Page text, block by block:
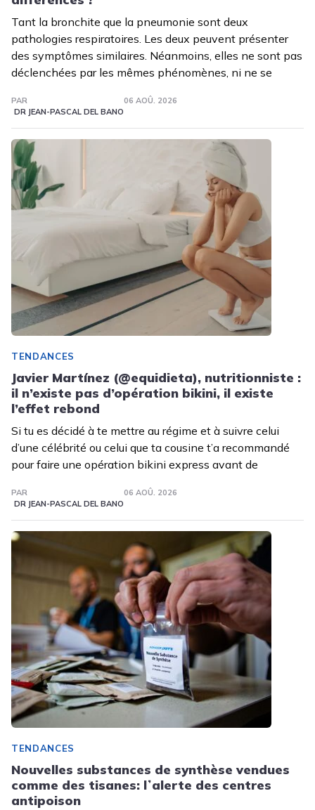
Tant la bronchite que la pneumonie sont deux
pathologies respiratoires. Les deux peuvent présenter
des symptômes similaires. Néanmoins, elles ne sont pas
déclenchées par les mêmes phénomènes, ni ne se
PAR
DR JEAN-PASCAL DEL BANO
06 AOÛ. 2026
TENDANCES
Javier Martínez (@equidieta), nutritionniste :
il n’existe pas d’opération bikini, il existe
l’effet rebond
Si tu es décidé à te mettre au régime et à suivre celui
d’une célébrité ou celui que ta cousine t’a recommandé
pour faire une opération bikini express avant de
PAR
DR JEAN-PASCAL DEL BANO
06 AOÛ. 2026
TENDANCES
Nouvelles substances de synthèse vendues
comme des tisanes: lʼalerte des centres
antipoison